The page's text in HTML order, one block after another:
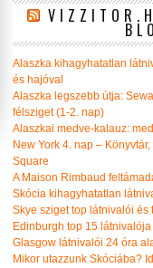
Alaszka kihagyhatatlan
és hajóval
Alaszka legszebb útja:
félsziget (1-2. nap)
Alaszkai medve-kalauz:
New York 4. nap –
Square
A Maison Rimbaud
Skócia kihagyhatatlan
Skye sziget top látnivalói és
Edinburgh top 15
Glasgow látnivalói 24 óra
Mikor utazzunk Skóciába?